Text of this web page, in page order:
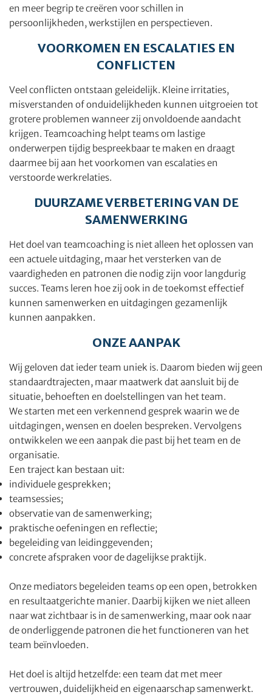
en meer begrip te creëren voor schillen in
persoonlijkheden, werkstijlen en perspectieven.
VOORKOMEN EN ESCALATIES EN
CONFLICTEN
Veel conflicten ontstaan geleidelijk. Kleine irritaties,
misverstanden of onduidelijkheden kunnen uitgroeien tot
grotere problemen wanneer zij onvoldoende aandacht
krijgen. Teamcoaching helpt teams om lastige
onderwerpen tijdig bespreekbaar te maken en draagt
daarmee bij aan het voorkomen van escalaties en
verstoorde werkrelaties.
DUURZAME VERBETERING VAN DE
SAMENWERKING
Het doel van teamcoaching is niet alleen het oplossen van
een actuele uitdaging, maar het versterken van de
vaardigheden en patronen die nodig zijn voor langdurig
succes. Teams leren hoe zij ook in de toekomst effectief
kunnen samenwerken en uitdagingen gezamenlijk
kunnen aanpakken.
ONZE AANPAK
Wij geloven dat ieder team uniek is. Daarom bieden wij geen
standaardtrajecten, maar maatwerk dat aansluit bij de
situatie, behoeften en doelstellingen van het team.
We starten met een verkennend gesprek waarin we de
uitdagingen, wensen en doelen bespreken. Vervolgens
ontwikkelen we een aanpak die past bij het team en de
organisatie.
Een traject kan bestaan uit:
individuele gesprekken;
teamsessies;
observatie van de samenwerking;
praktische oefeningen en reflectie;
begeleiding van leidinggevenden;
concrete afspraken voor de dagelijkse praktijk.
Onze mediators begeleiden teams op een open, betrokken
en resultaatgerichte manier. Daarbij kijken we niet alleen
naar wat zichtbaar is in de samenwerking, maar ook naar
de onderliggende patronen die het functioneren van het
team beïnvloeden.
Het doel is altijd hetzelfde: een team dat met meer
vertrouwen, duidelijkheid en eigenaarschap samenwerkt.